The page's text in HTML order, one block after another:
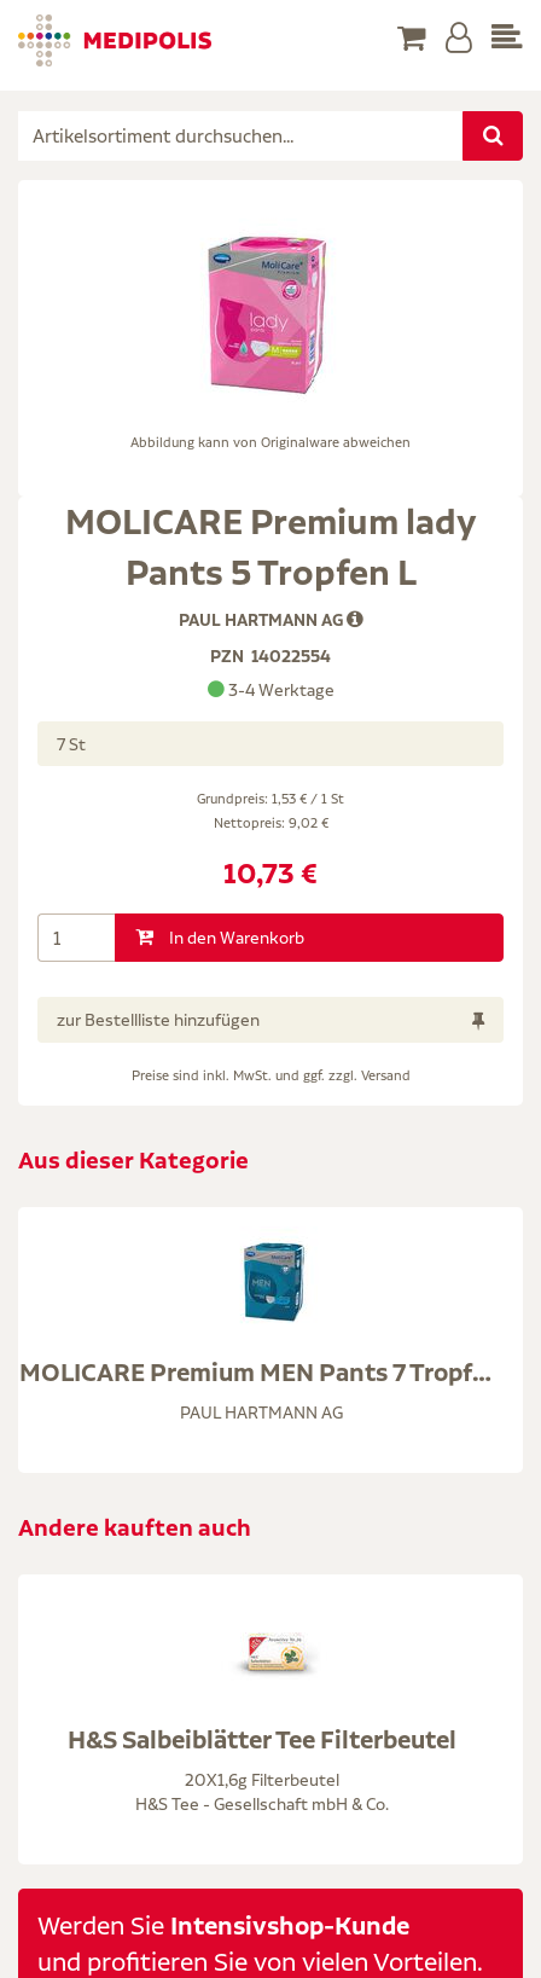
Abbildung kann von Originalware abweichen
MOLICARE Premium lady
Pants 5 Tropfen L
PAUL HARTMANN AG
PZN 14022554
3-4 Werktage
7 St
Grundpreis: 1,53 € / 1 St
Nettopreis: 9,02 €
10,73 €
In den Warenkorb
zur Bestellliste hinzufügen
Preise sind inkl. MwSt. und ggf. zzgl. Versand
Aus dieser Kategorie
MOLICARE Premium MEN Pants 7 Tropfen M
PAUL HARTMANN AG
Andere kauften auch
H&S Salbeiblätter Tee Filterbeutel
20X1,6g Filterbeutel
H&S Tee - Gesellschaft mbH & Co.
Werden Sie Intensivshop-Kunde
und profitieren Sie von vielen Vorteilen.